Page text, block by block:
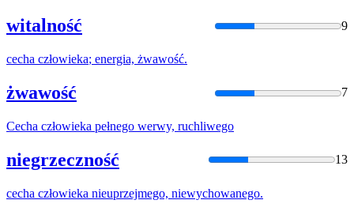
witalność 9
cecha człowieka; energia, żwawość.
żwawość 7
Cecha człowieka pełnego werwy, ruchliwego
niegrzeczność 13
cecha człowieka nieuprzejmego, niewychowanego.